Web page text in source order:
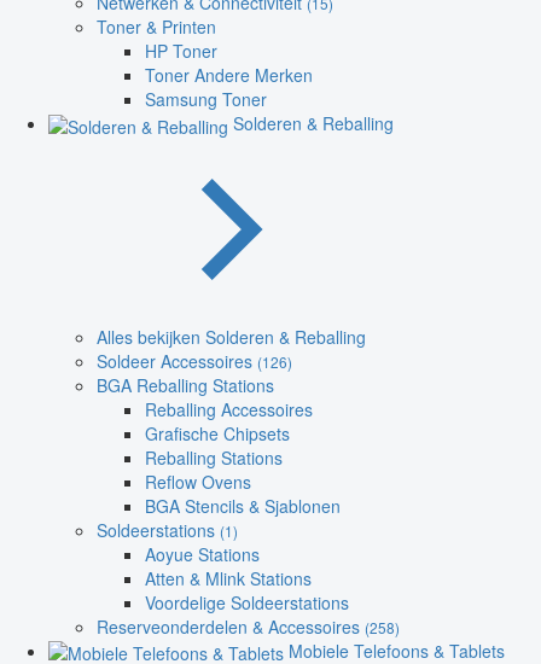
Toner & Printen
HP Toner
Toner Andere Merken
Samsung Toner
Solderen & Reballing
Alles bekijken Solderen & Reballing
Soldeer Accessoires (126)
BGA Reballing Stations
Reballing Accessoires
Grafische Chipsets
Reballing Stations
Reflow Ovens
BGA Stencils & Sjablonen
Soldeerstations (1)
Aoyue Stations
Atten & Mlink Stations
Voordelige Soldeerstations
Reserveonderdelen & Accessoires (258)
Mobiele Telefoons & Tablets